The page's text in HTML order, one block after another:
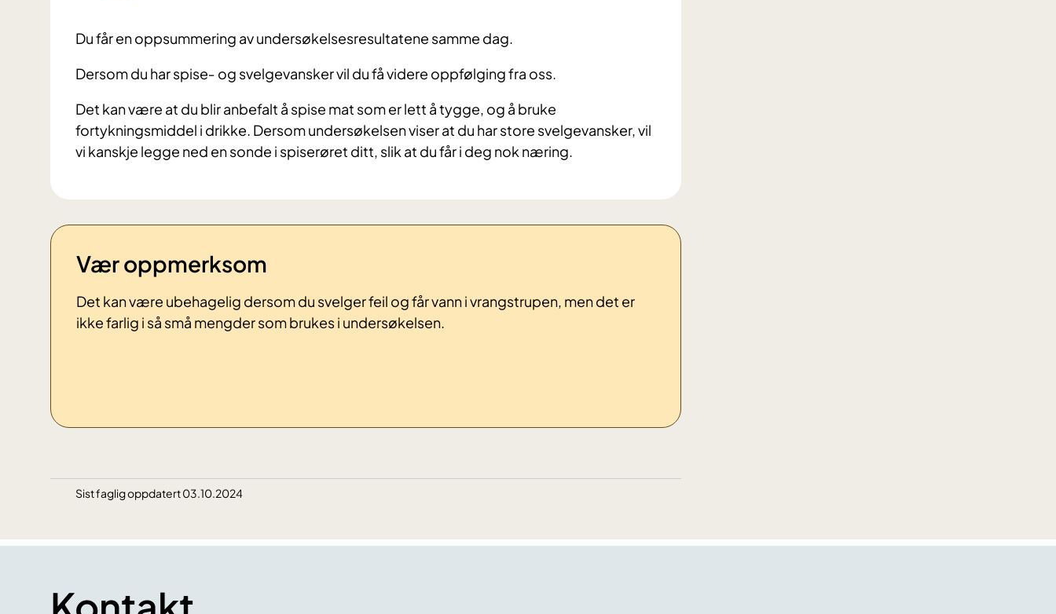
Du får en oppsummering av undersøkelsesresultatene samme dag.
Dersom du har spise‐ og svelgevansker vil du få videre oppfølging fra oss.
Det kan være at du blir anbefalt å spise mat som er lett å tygge, og å bruke
fortykningsmiddel i drikke. Dersom undersøkelsen viser at du har store svelgevansker, vil
vi kanskje legge ned en sonde i spiserøret ditt, slik at du får i deg nok næring.
Vær oppmerksom
Det kan være ubehagelig dersom du svelger feil og får vann i vrangstrupen, men det er
ikke farlig i så små mengder som brukes i undersøkelsen.
Sist faglig oppdatert 03.10.2024